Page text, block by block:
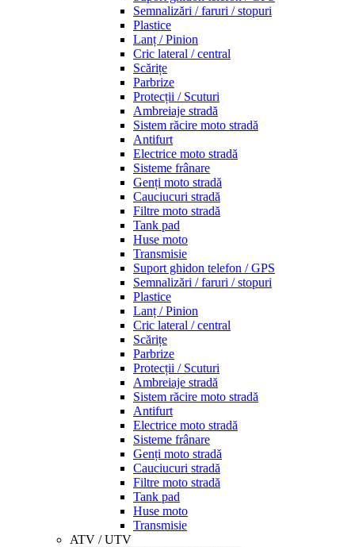
Semnalizări / faruri / stopuri
Plastice
Lanț / Pinion
Cric lateral / central
Scărițe
Parbrize
Protecții / Scuturi
Ambreiaje stradă
Sistem răcire moto stradă
Antifurt
Electrice moto stradă
Sisteme frânare
Genți moto stradă
Cauciucuri stradă
Filtre moto stradă
Tank pad
Huse moto
Transmisie
Suport ghidon telefon / GPS
Semnalizări / faruri / stopuri
Plastice
Lanț / Pinion
Cric lateral / central
Scărițe
Parbrize
Protecții / Scuturi
Ambreiaje stradă
Sistem răcire moto stradă
Antifurt
Electrice moto stradă
Sisteme frânare
Genți moto stradă
Cauciucuri stradă
Filtre moto stradă
Tank pad
Huse moto
Transmisie
ATV / UTV